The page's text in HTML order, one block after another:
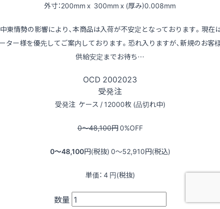
外寸：200mm x 300mm x (厚み)0.008mm
東情勢の影響により、本商品は入荷が不安定となっております。現在
ター様を優先してご案内しております。恐れ入りますが、新規のお客
供給安定までお待ち…
OCD 2002023
受発注
受発注 ケース / 12000枚 (品切れ中)
0〜48,100円0%OFF
0〜48,100円(税抜) 0〜52,910円(税込)
単価： 4 円(税抜)
数量